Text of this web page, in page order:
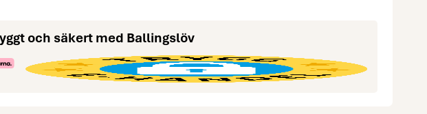
och säkert med Ballingslöv